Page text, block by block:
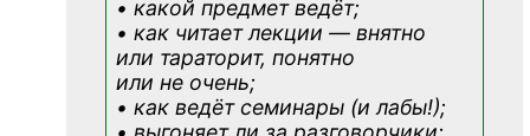
• какой предмет ведёт;
• как читает лекции — внятно
или тараторит, понятно
или не очень;
• как ведёт семинары (и лабы!);